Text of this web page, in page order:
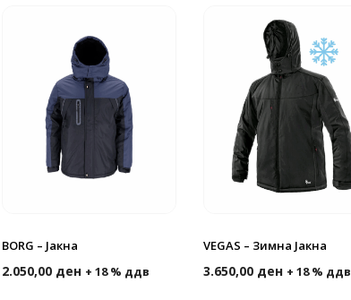
BORG – Јакна
2.050,00 ден + 18 % ддв
VEGAS – Зимна Јакна
3.650,00 ден + 18 % ддв